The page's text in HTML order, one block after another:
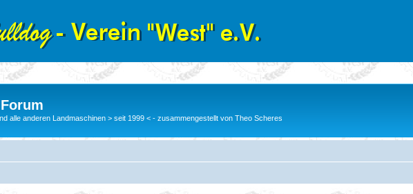
alle anderen Landmaschinen > seit 1999 < - zusammengestellt von Theo Scheres